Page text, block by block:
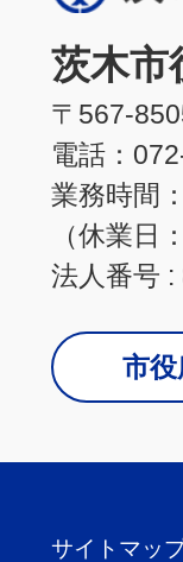
茨木市
〒567-
電話：
業務時間
（休業日
法人番号
市
サイトマッ